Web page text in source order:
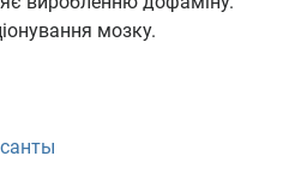
мозку.